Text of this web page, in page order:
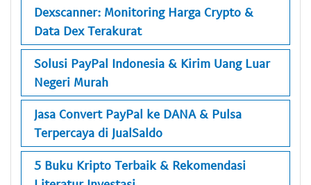
Dexscanner: Monitoring Harga Crypto &
Data Dex Terakurat
Solusi PayPal Indonesia & Kirim Uang Luar
Negeri Murah
Jasa Convert PayPal ke DANA & Pulsa
Terpercaya di JualSaldo
5 Buku Kripto Terbaik & Rekomendasi